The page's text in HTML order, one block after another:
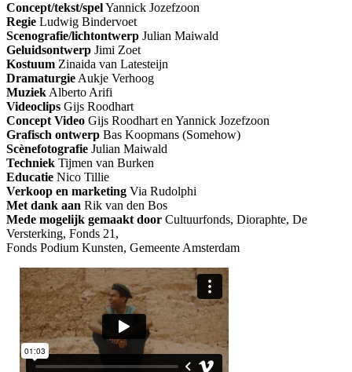
Concept/tekst/spelYannick Jozefzoon
Regie Ludwig Bindervoet
Scenografie/lichtontwerp Julian Maiwald
Geluidsontwerp Jimi Zoet
Kostuum Zinaida van Latesteijn
Dramaturgie Aukje Verhoog
Muziek Alberto Arifi
Videoclips Gijs Roodhart
Concept Video Gijs Roodhart en Yannick Jozefzoon
Grafisch ontwerp Bas Koopmans (Somehow)
Scènefotografie Julian Maiwald
Techniek Tijmen van Burken
Educatie Nico Tillie
Verkoop en marketing Via Rudolphi
Met dank aan Rik van den Bos
Mede mogelijk gemaakt door Cultuurfonds, Dioraphte, De
Versterking, Fonds 21,
Fonds Podium Kunsten, Gemeente Amsterdam